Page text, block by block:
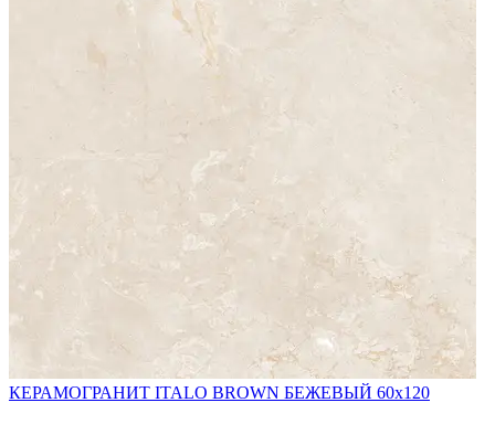
КЕРАМОГРАНИТ ITALO BROWN БЕЖЕВЫЙ 60x120